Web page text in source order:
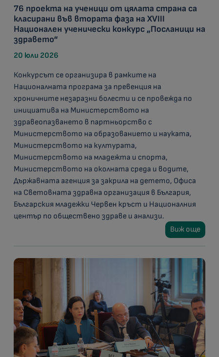
76 проекта на ученици от цялата страна са
класирани във втората фаза на XVIII
Национален ученически конкурс „Посланици на
здравето“
20 юли 2026
Конкурсът се организира в рамките на
Националната програма за превенция на
хроничните незаразни болести и се провежда по
инициатива на Министерството на
здравеопазването в партньорство с
Министерството на образованието и науката,
Министерството на културата,
Министерството на младежта и спорта,
Министерството на околната среда и водите,
Държавната агенция за закрила на детето, Офиса
на Световната здравна организация в България,
Българския младежки Червен кръст и Националния
център по обществено здраве и анализи.
Виж още